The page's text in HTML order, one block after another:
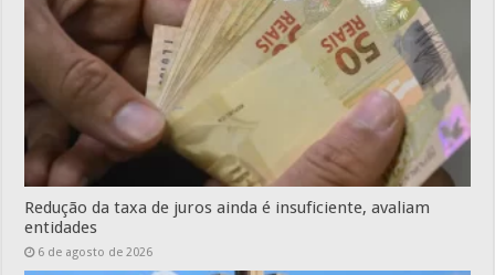
Redução da taxa de juros ainda é insuficiente, avaliam
entidades
6 de agosto de 2026